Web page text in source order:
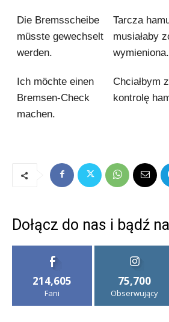
Die Bremsscheibe
müsste gewechselt
werden.
Tarcza
musiałaby
wymieniona.
Ich möchte einen
Bremsen-Check
machen.
Chciałbym
kontrolę
Dołącz do nas i bądź
214,605
Fani
75,700
Obserwujący